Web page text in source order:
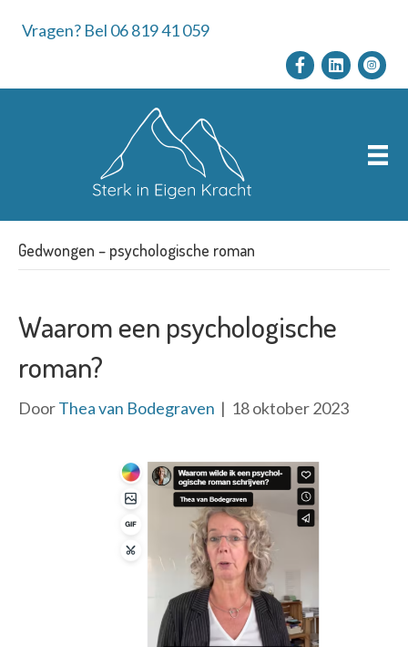
Vragen? Bel 06 819 41 059
Gedwongen – psychologische roman
Waarom een psychologische
roman?
DoorThea van Bodegraven | 18 oktober 2023